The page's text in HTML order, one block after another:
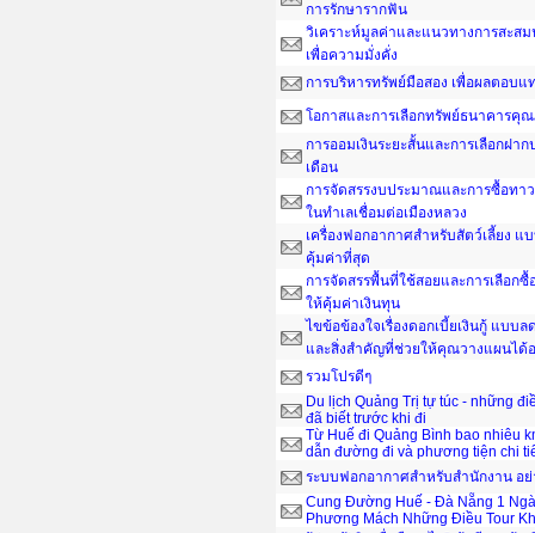
การรักษารากฟัน
วิเคราะห์มูลค่าและแนวทางการสะส
เพื่อความมั่งคั่ง
การบริหารทรัพย์มือสอง เพื่อผลตอบแ
โอกาสและการเลือกทรัพย์ธนาคารคุ
การออมเงินระยะสั้นและการเลือกฝาก
เดือน
การจัดสรรงบประมาณและการซื้อทา
ในทำเลเชื่อมต่อเมืองหลวง
เครื่องฟอกอากาศสำหรับสัตว์เลี้ยง แ
คุ้มค่าที่สุด
การจัดสรรพื้นที่ใช้สอยและการเลือก
ให้คุ้มค่าเงินทุน
ไขข้อข้องใจเรื่องดอกเบี้ยเงินกู้ แบบ
และสิ่งสำคัญที่ช่วยให้คุณวางแผนได้
รวมโปรดีๆ
Du lịch Quảng Trị tự túc - những
đã biết trước khi đi
Từ Huế đi Quảng Bình bao nhiêu
dẫn đường đi và phương tiện chi
ระบบฟอกอากาศสำหรับสำนักงาน อ
Cung Đường Huế - Đà Nẵng 1
Phương Mách Những Điều Tour